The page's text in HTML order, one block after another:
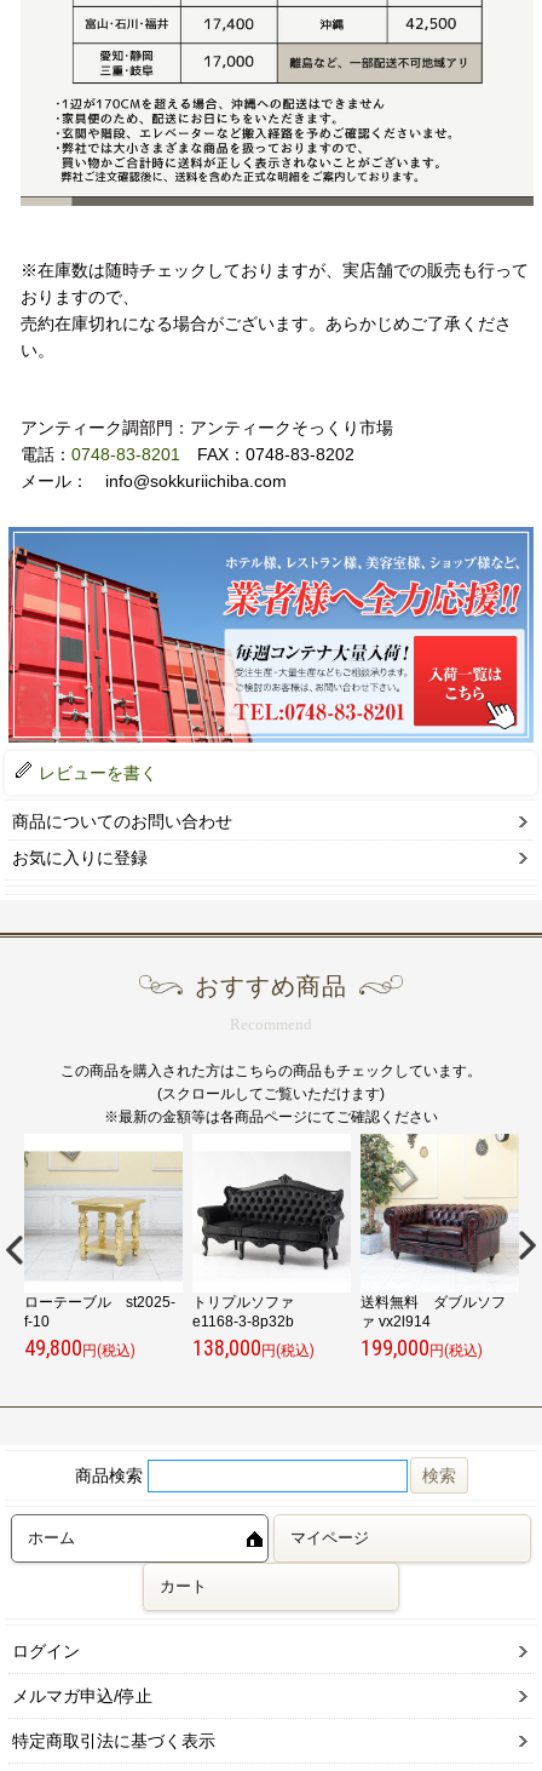
※在庫数は随時チェックしておりますが、実店舗での販売も行って
おりますので、
売約在庫切れになる場合がございます。あらかじめご了承くださ
い。
アンティーク調部門：アンティークそっくり市場
電話： 0748-83-8201
FAX：0748-83-8202
メール： info@sokkuriichiba.com
レビューを書く
商品についてのお問い合わせ
お気に入りに登録
おすすめ商品
Recommend
この商品を購入された方はこちらの商品もチェックしています。
(スクロールしてご覧いただけます)
※最新の金額等は各商品ページにてご確認ください
ローテーブル st2025-
f-10
49,800 円(税込)
トリプルソファ
e1168-3-8p32b
138,000 円(税込)
送料無料 ダブルソフ
ァ vx2l914
199,000 円(税込)
商品検索
ホーム マイページ
カート
ログイン
メルマガ申込/停止
特定商取引法に基づく表示